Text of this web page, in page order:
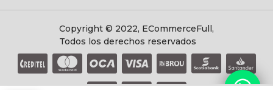
Copyright © 2022, ECommerceFull,
Todos los derechos reservados